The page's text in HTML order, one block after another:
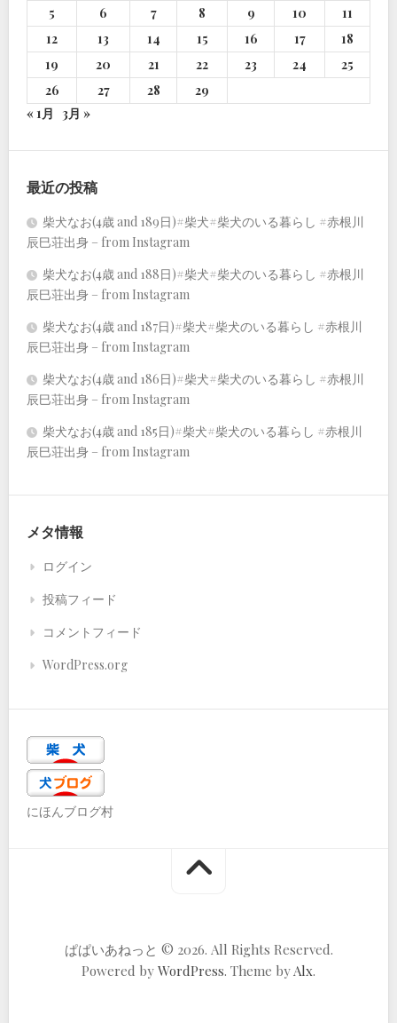
5
6 7 8 9 10
11
12
13 14 15 16 17
18
19
20 21 22 23 24
25
26
27 28
29
« 1月
3月 »
最近の投稿
柴犬なお(4歳 and 189日)#柴犬#柴犬のいる暮らし #赤根川
辰巳荘出身 – from Instagram
柴犬なお(4歳 and 188日)#柴犬#柴犬のいる暮らし #赤根川
辰巳荘出身 – from Instagram
柴犬なお(4歳 and 187日)#柴犬#柴犬のいる暮らし #赤根川
辰巳荘出身 – from Instagram
柴犬なお(4歳 and 186日)#柴犬#柴犬のいる暮らし #赤根川
辰巳荘出身 – from Instagram
柴犬なお(4歳 and 185日)#柴犬#柴犬のいる暮らし #赤根川
辰巳荘出身 – from Instagram
メタ情報
ログイン
投稿フィード
コメントフィード
WordPress.org
にほんブログ村
ぱぱいあねっと © 2026. All Rights Reserved.
Powered by WordPress. Theme byAlx.